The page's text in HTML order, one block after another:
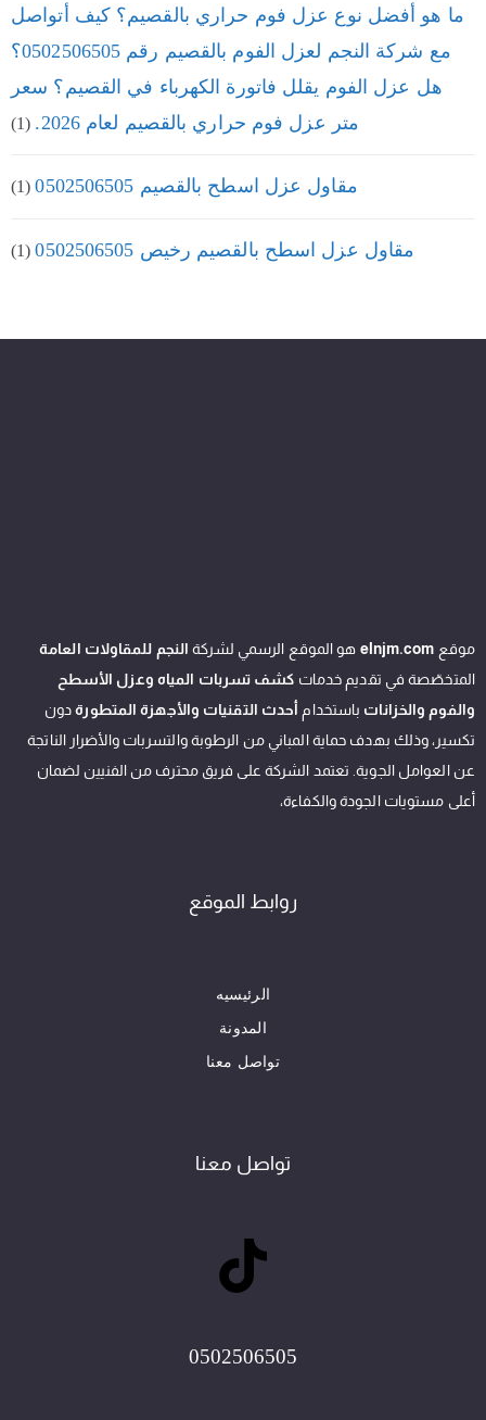
ما هو أفضل نوع عزل فوم حراري بالقصيم؟ كيف أتواصل
مع شركة النجم لعزل الفوم بالقصيم رقم 0502506505؟
هل عزل الفوم يقلل فاتورة الكهرباء في القصيم؟ سعر
متر عزل فوم حراري بالقصيم لعام 2026.
(1)
مقاول عزل اسطح بالقصيم 0502506505 (1)
مقاول عزل اسطح بالقصيم رخيص 0502506505 (1)
موقع elnjm.com هو الموقع الرسمي لشركة النجم للمقاولات العامة
المتخصّصة في تقديم خدمات كشف تسربات المياه وعزل الأسطح
والفوم والخزانات باستخدام أحدث التقنيات والأجهزة المتطورةدون
تكسير، وذلك بهدف حماية المباني من الرطوبة والتسربات والأضرار الناتجة
عن العوامل الجوية. تعتمد الشركة على فريق محترف من الفنيين لضمان
أعلى مستويات الجودة والكفاءة،
روابط الموقع
الرئيسيه
المدونة
تواصل معنا
تواصل معنا
0502506505